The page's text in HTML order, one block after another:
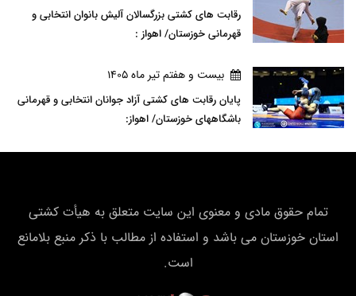
رقابت های کشتی بزرگسالان آلیش بانوان انتخابی و
قهرمانی خوزستان/ اهواز :
بيست و هفتم تير ماه 1405
پایان رقابت های کشتی آزاد جوانان انتخابی و قهرمانی
باشگاههای خوزستان/ اهواز:
تمام حقوق مادی و معنوی این سایت متعلق به هیأت كشتی
استان خوزستان می باشد و استفاده از مطالب با ذکر منبع بلامانع
است.